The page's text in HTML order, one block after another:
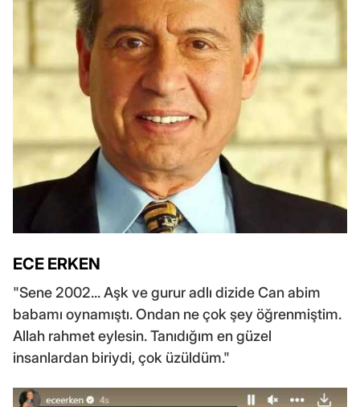
ECE ERKEN
"Sene 2002... Aşk ve gurur adlı dizide Can abim
babamı oynamıştı. Ondan ne çok şey öğrenmiştim.
Allah rahmet eylesin. Tanıdığım en güzel
insanlardan biriydi, çok üzüldüm."